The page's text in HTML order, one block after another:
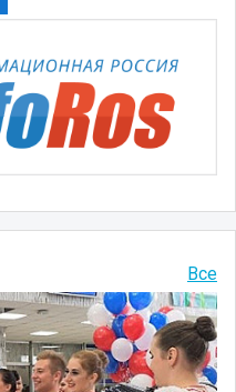
Все